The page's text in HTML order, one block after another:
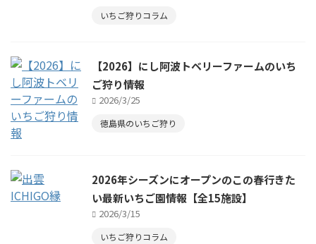
いちご狩りコラム
【2026】にし阿波トベリーファームのいち
ご狩り情報
2026/3/25
徳島県のいちご狩り
2026年シーズンにオープンのこの春行きた
い最新いちご園情報【全15施設】
2026/3/15
いちご狩りコラム